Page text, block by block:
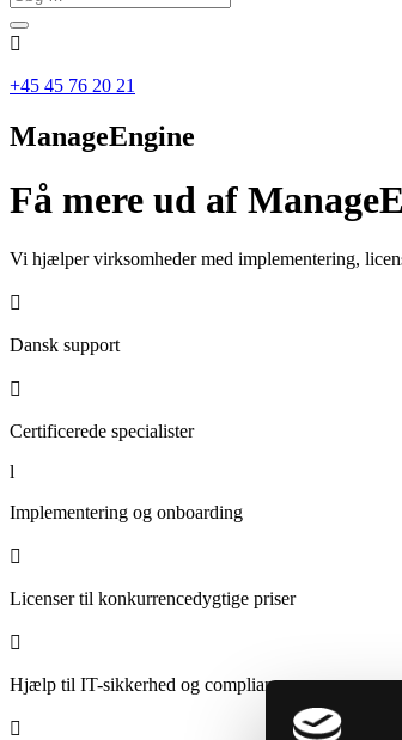

+45 45 76 20 21
ManageEngine
Få mere ud af
Vi hjælper virksomheder med implementering,

Dansk support

Certificerede specialister
l
Implementering og onboarding

Licenser til konkurrencedygtige priser

Hjælp til IT-sikkerhed og compliance
